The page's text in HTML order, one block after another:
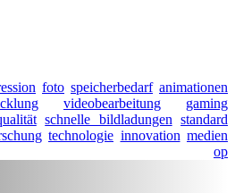
foto speicherbedarf animationen
videobearbeitung
gaming
schnelle bildladungen standard
technologie innovation medien
op